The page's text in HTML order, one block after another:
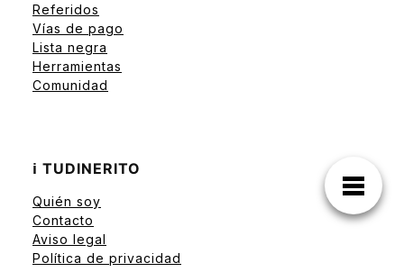
Referidos
Vías de pago
Lista negra
Herramientas
Comunidad
ℹ️ TUDINERITO
Quién soy
Contacto
Aviso legal
Política de privacidad